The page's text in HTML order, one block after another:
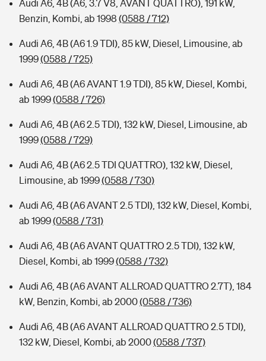
Audi A6, 4B (A6, 3.7 V8, AVANT QUATTRO), 191 kW,
Benzin, Kombi, ab 1998 (0588 / 712)
Audi A6, 4B (A6 1.9 TDI), 85 kW, Diesel, Limousine, ab
1999(0588 / 725)
Audi A6, 4B (A6 AVANT 1.9 TDI), 85 kW, Diesel, Kombi,
ab 1999(0588 / 726)
Audi A6, 4B (A6 2.5 TDI), 132 kW, Diesel, Limousine, ab
1999(0588 / 729)
Audi A6, 4B (A6 2.5 TDI QUATTRO), 132 kW, Diesel,
Limousine, ab 1999(0588 / 730)
Audi A6, 4B (A6 AVANT 2.5 TDI), 132 kW, Diesel, Kombi,
ab 1999(0588 / 731)
Audi A6, 4B (A6 AVANT QUATTRO 2.5 TDI), 132 kW,
Diesel, Kombi, ab 1999(0588 / 732)
Audi A6, 4B (A6 AVANT ALLROAD QUATTRO 2.7T), 184
kW, Benzin, Kombi, ab 2000(0588 / 736)
Audi A6, 4B (A6 AVANT ALLROAD QUATTRO 2.5 TDI),
132 kW, Diesel, Kombi, ab 2000(0588 / 737)